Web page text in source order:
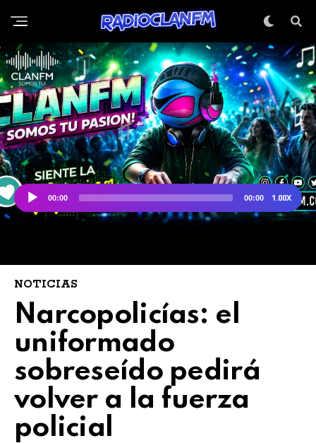
NOTICIAS
Narcopolicías: el
uniformado
sobreseído pedirá
volver a la fuerza
policial